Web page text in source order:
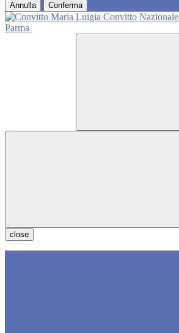
Annulla Conferma
Convitto Nazionale
Parma
close